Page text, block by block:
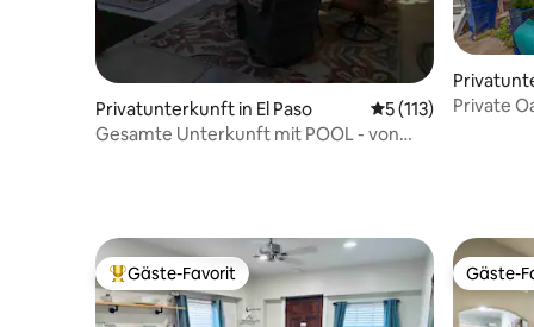
Privatunterkunft in El Paso Durchschnittliche
5 (113)
Gesamte Unterkunft mit POOL - von
es
Private
Beliebter Gäste-Favorit.
Gäste-Favorit Gäste-
Gäste-